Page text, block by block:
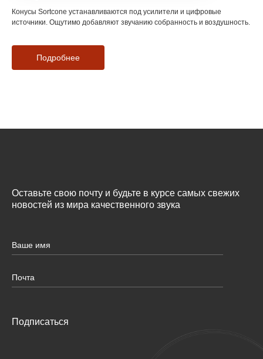
Конусы Sortcone устанавливаются под усилители и цифровые
источники. Ощутимо добавляют звучанию собранность и воздушность.
Подробнее
Оставьте свою почту и будьте в курсе самых свежих
новостей из мира качественного звука
Подписаться